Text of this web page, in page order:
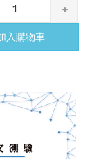
入購物車